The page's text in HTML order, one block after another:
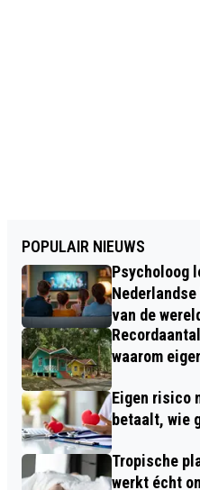
POPULAIR NIEUWS
Psycholoog
van de
waarom
Eigen risico
betaalt, wie
Tropische
werkt écht